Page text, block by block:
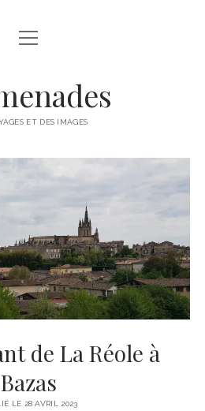
A PROPOS
ouvrir
menu
ET DES IMAGES
de La Réole à
Bazas
LE 28 AVRIL 2023